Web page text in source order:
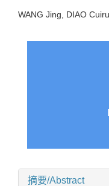
WANG Jing, DIAO
摘要/Abstract